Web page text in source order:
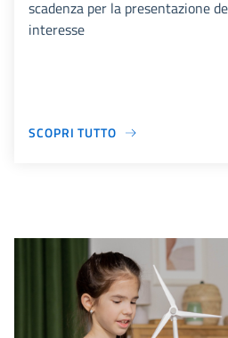
scadenza per la presentazione
interesse
SCOPRI TUTTO